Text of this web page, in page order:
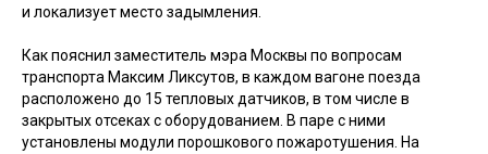
и локализует место задымления.
Как пояснил заместитель мэра Москвы по вопросам
транспорта Максим Ликсутов, в каждом вагоне поезда
расположено до 15 тепловых датчиков, в том числе в
закрытых отсеках с оборудованием. В паре с ними
установлены модули порошкового пожаротушения. На